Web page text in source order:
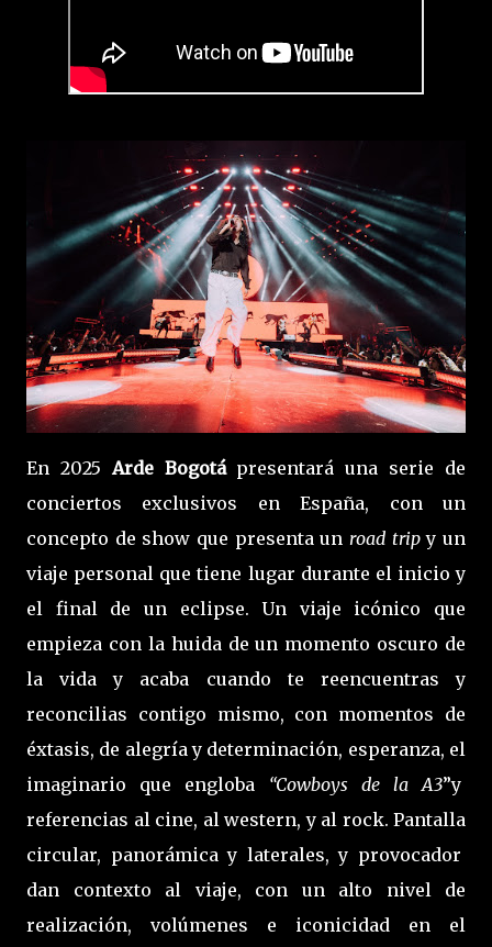
En 2025 Arde Bogotápresentará una serie de
conciertos exclusivos en España, con un
concepto de show que presenta un road tripy un
viaje personal que tiene lugar durante el inicio y
el final de un eclipse. Un viaje icónico que
empieza con la huida de un momento oscuro de
la vida y acaba cuando te reencuentras y
reconcilias contigo mismo, con momentos de
éxtasis, de alegría y determinación, esperanza, el
imaginario que engloba “Cowboys de la A3”y
referencias al cine, al western, y al rock. Pantalla
circular, panorámica y laterales, y provocador
dan contexto al viaje, con un alto nivel de
realización, volúmenes e iconicidad en el